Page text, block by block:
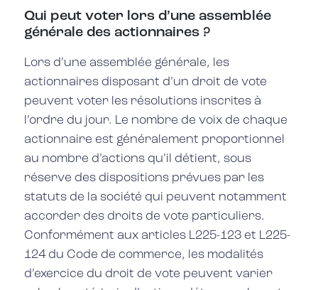
Qui peut voter lors d’une assemblée
générale des actionnaires ?
Lors d’une assemblée générale, les
actionnaires disposant d’un droit de vote
peuvent voter les résolutions inscrites à
l’ordre du jour. Le nombre de voix de chaque
actionnaire est généralement proportionnel
au nombre d’actions qu’il détient, sous
réserve des dispositions prévues par les
statuts de la société qui peuvent notamment
accorder des droits de vote particuliers.
Conformément aux articles L225-123 et L225-
124 du Code de commerce, les modalités
d’exercice du droit de vote peuvent varier